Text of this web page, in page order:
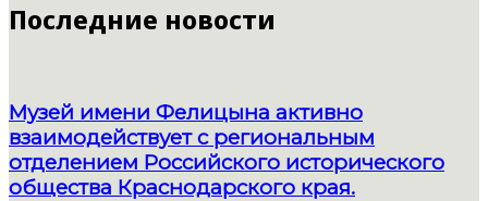
Последние новости
Музей имени Фелицына активно
взаимодействует с региональным
отделением Российского исторического
общества Краснодарского края.